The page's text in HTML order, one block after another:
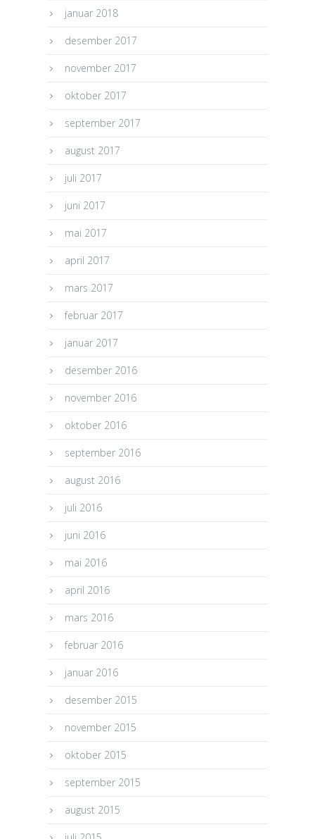
januar 2018
desember 2017
november 2017
oktober 2017
september 2017
august 2017
juli 2017
juni 2017
mai 2017
april 2017
mars 2017
februar 2017
januar 2017
desember 2016
november 2016
oktober 2016
september 2016
august 2016
juli 2016
juni 2016
mai 2016
april 2016
mars 2016
februar 2016
januar 2016
desember 2015
november 2015
oktober 2015
september 2015
august 2015